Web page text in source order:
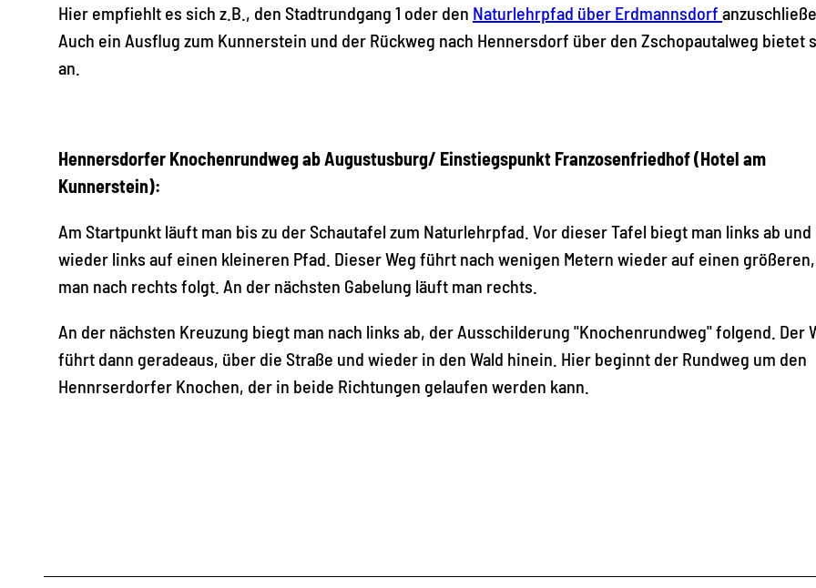
Hier empfiehlt es sich z.B., den Stadtrundgang 1 oder den Naturlehrpfad über Erdmannsdorf
Auch ein Ausflug zum Kunnerstein und der Rückweg nach Hennersdorf über den Zschopautalweg bietet
an.
Hennersdorfer Knochenrundweg ab Augustusburg/ Einstiegspunkt Franzosenfriedhof (Hotel am
Kunnerstein):
Am Startpunkt läuft man bis zu der Schautafel zum Naturlehrpfad. Vor dieser Tafel biegt man links ab
wieder links auf einen kleineren Pfad. Dieser Weg führt nach wenigen Metern wieder auf einen
man nach rechts folgt. An der nächsten Gabelung läuft man rechts.
An der nächsten Kreuzung biegt man nach links ab, der Ausschilderung "Knochenrundweg" folgend. Der
führt dann geradeaus, über die Straße und wieder in den Wald hinein. Hier beginnt der Rundweg um den
Hennrserdorfer Knochen, der in beide Richtungen gelaufen werden kann.